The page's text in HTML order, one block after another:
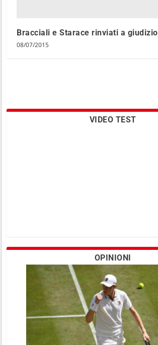
Bracciali e Starace rinviati a giudizio
08/07/2015
VIDEO TEST
OPINIONI